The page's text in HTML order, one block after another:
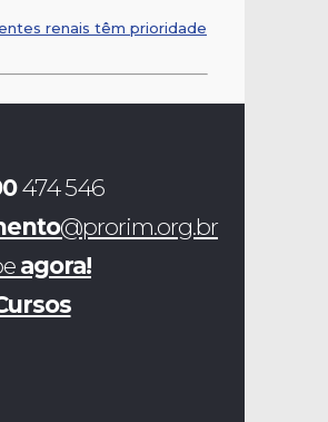
renais têm prioridade
474 546
@prorim.org.br
agora!